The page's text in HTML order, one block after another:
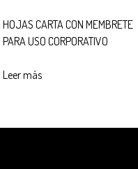
HOJAS CARTA CON MEMBRETE
PARA USO CORPORATIVO
Leer más